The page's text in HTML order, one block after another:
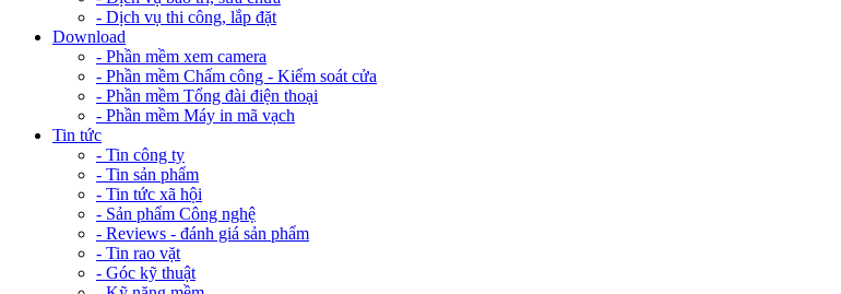
- Dịch vụ thi công, lắp đặt
Download
- Phần mềm xem camera
- Phần mềm Chấm công - Kiểm soát cửa
- Phần mềm Tổng đài điện thoại
- Phần mềm Máy in mã vạch
Tin tức
- Tin công ty
- Tin sản phẩm
- Tin tức xã hội
- Sản phẩm Công nghệ
- Reviews - đánh giá sản phẩm
- Tin rao vặt
- Góc kỹ thuật